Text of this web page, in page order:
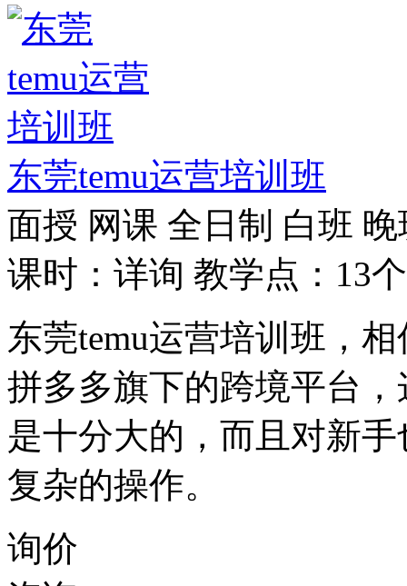
东莞temu运营培训班
面授 网课 全日制 白班 晚
课时：详询 教学点：13个
东莞temu运营培训班，
拼多多旗下的跨境平台
是十分大的，而且对新
复杂的操作。
询价